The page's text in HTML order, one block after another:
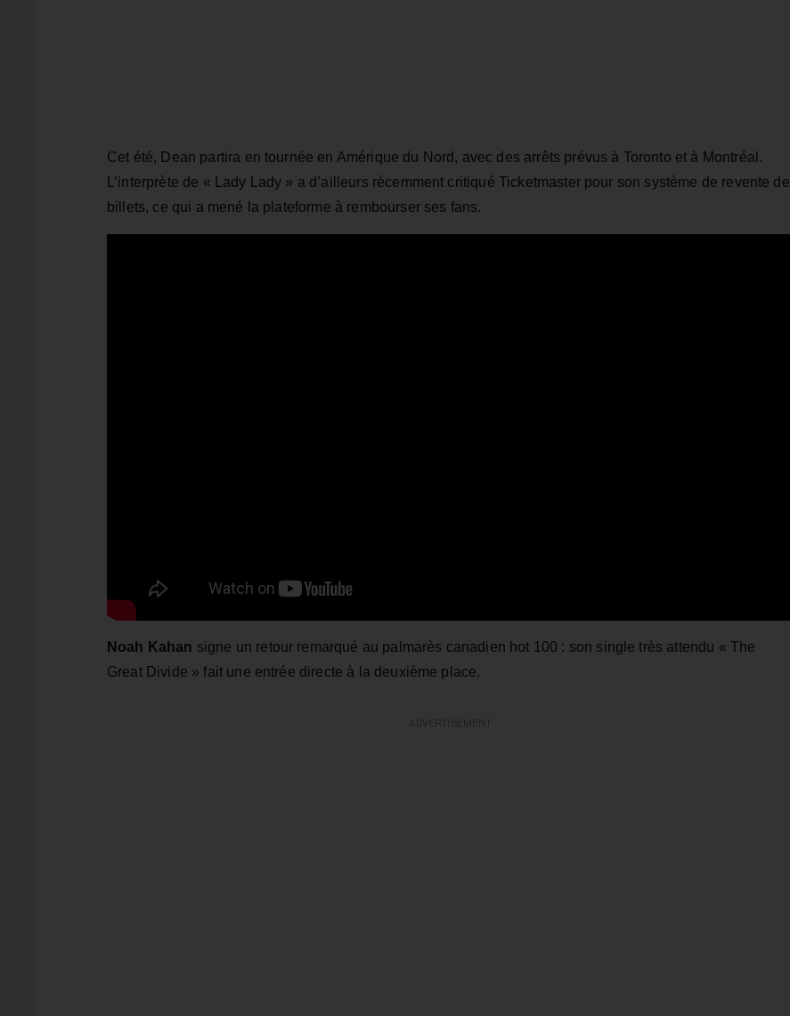
Cet été, Dean partira en tournée en Amérique du Nord, avec des arrêts prévus à Toronto et à Montréal.
L’interprète de « Lady Lady » a d’ailleurs récemment critiqué Ticketmaster pour son système de revente de
billets, ce qui a mené la plateforme à rembourser ses fans.
Noah Kahan signe un retour remarqué au palmarès canadien hot 100 : son single très attendu « The
Great Divide » fait une entrée directe à la deuxième place.